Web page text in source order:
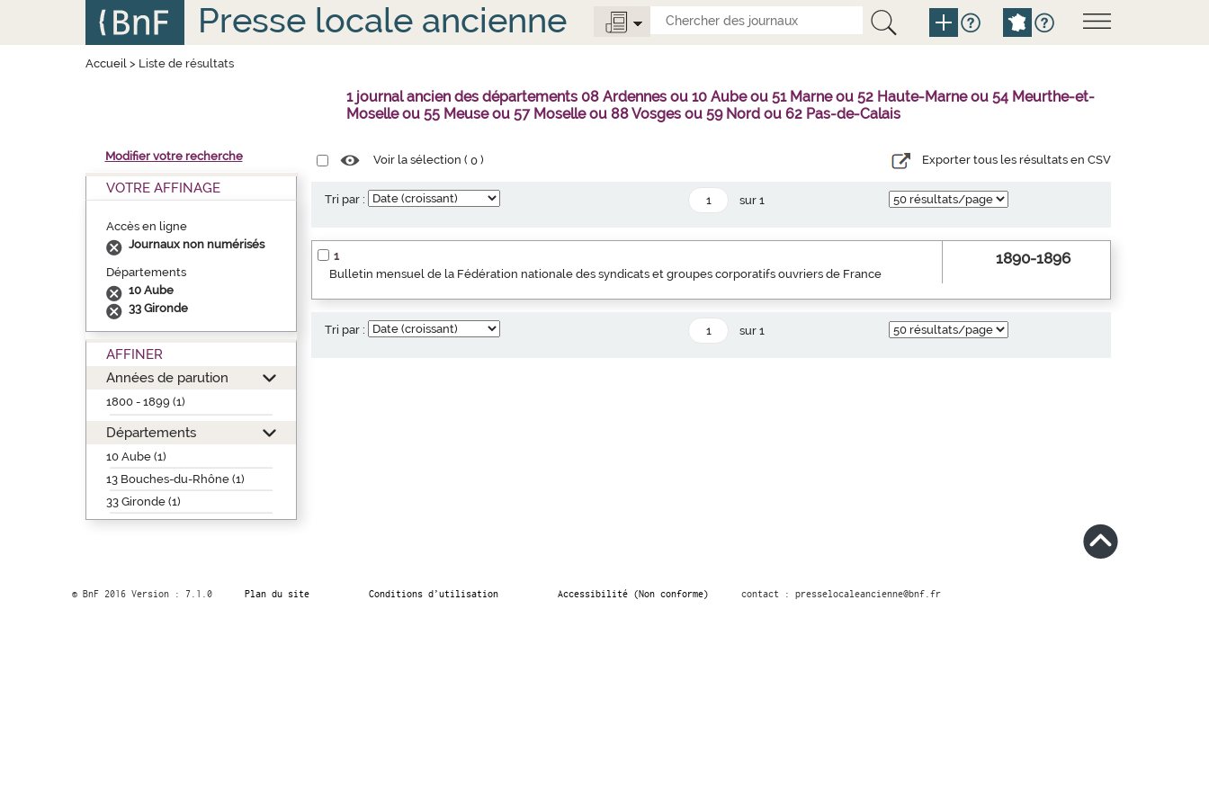
Presse locale ancienne
Accueil> Liste de résultats
1 journal ancien des départements 08 Ardennes ou 10 Aube ou 51 Marne ou 52 Haute-Marne ou 54 Meurthe-et-
Moselle ou 55 Meuse ou 57 Moselle ou 88 Vosges ou 59 Nord ou 62 Pas-de-Calais
Modifier votre recherche
VOTRE AFFINAGE
Accès en ligne
Journaux non numérisés
Départements
10 Aube
33 Gironde
AFFINER
Années de parution
1800 - 1899 (1)
Départements
10 Aube (1)
13 Bouches-du-Rhône (1)
33 Gironde (1)
Voir la sélection (0 ) Exporter tous les résultats en CSV
Tri par : sur 1
1
Bulletin mensuel de la Fédération nationale des syndicats et groupes corporatifs ouvriers de France
1890-1896
Tri par : sur 1
© BnF 2016 Version : 7.1.0 Plan du site Conditions d’utilisation Accessibilité (Non conforme) contact : presselocaleancienne@bnf.fr
Panneau de gestion des cookies